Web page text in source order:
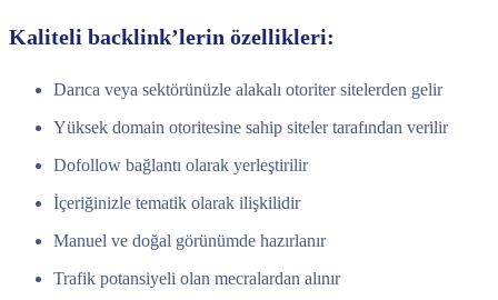
Kaliteli backlink’lerin özellikleri:
Darıca veya sektörünüzle alakalı otoriter sitelerden gelir
Yüksek domain otoritesine sahip siteler tarafından verilir
Dofollow bağlantı olarak yerleştirilir
İçeriğinizle tematik olarak ilişkilidir
Manuel ve doğal görünümde hazırlanır
Trafik potansiyeli olan mecralardan alınır